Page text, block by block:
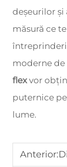
deșeurilor și
măsură ce
moderne
flexvor
puternice
lume.
Anterior: